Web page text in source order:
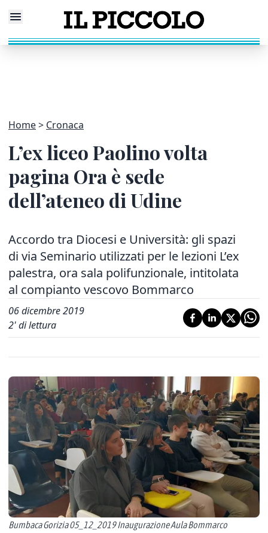
Home Cronaca
L’ex liceo Paolino volta
pagina Ora è sede
dell’ateneo di Udine
Accordo tra Diocesi e Università: gli spazi
di via Seminario utilizzati per le lezioni L’ex
palestra, ora sala polifunzionale, intitolata
al compianto vescovo Bommarco
06 dicembre 2019
2' di lettura
Bumbaca Gorizia 05_12_2019 Inaugurazione Aula Bommarco